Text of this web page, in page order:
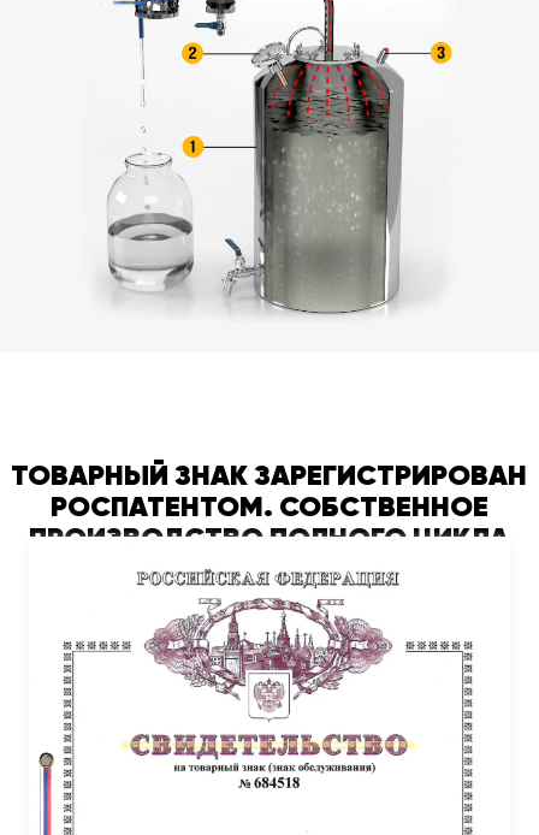
ТОВАРНЫЙ ЗНАК ЗАРЕГИСТРИРОВАН
РОСПАТЕНТОМ. СОБСТВЕННОЕ
ПРОИЗВОДСТВО ПОЛНОГО ЦИКЛА